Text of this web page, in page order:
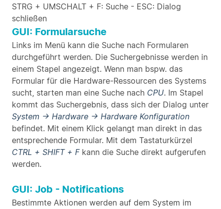
STRG + UMSCHALT + F: Suche - ESC: Dialog
schließen
GUI: Formularsuche
Links im Menü kann die Suche nach Formularen
durchgeführt werden. Die Suchergebnisse werden in
einem Stapel angezeigt. Wenn man bspw. das
Formular für die Hardware-Ressourcen des Systems
sucht, starten man eine Suche nach CPU. Im Stapel
kommt das Suchergebnis, dass sich der Dialog unter
System -> Hardware -> Hardware Konfiguration
befindet. Mit einem Klick gelangt man direkt in das
entsprechende Formular. Mit dem Tastaturkürzel
CTRL + SHIFT + Fkann die Suche direkt aufgerufen
werden.
GUI: Job - Notifications
Bestimmte Aktionen werden auf dem System im